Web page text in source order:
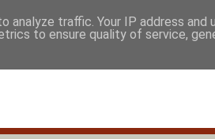
VITA BREVIS DISTRIBUIDORES
traffic. Your IP address and
to ensure quality of service,